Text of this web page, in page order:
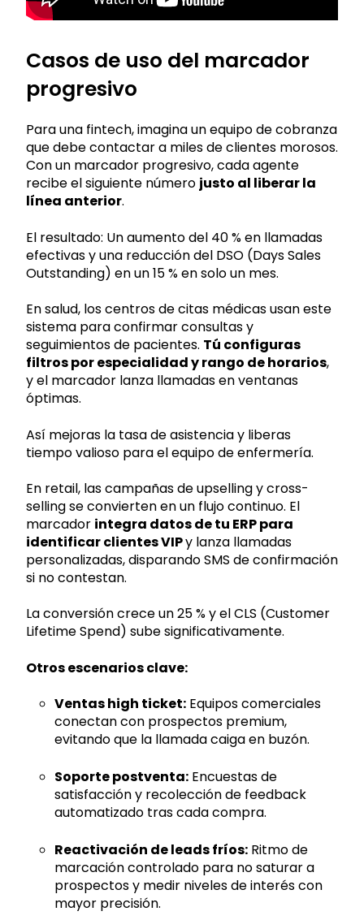
Casos de uso del marcador
progresivo
Para una fintech, imagina un equipo de cobranza
que debe contactar a miles de clientes morosos.
Con un marcador progresivo, cada agente
recibe el siguiente número justo al liberar la
línea anterior.
El resultado: Un aumento del 40 % en llamadas
efectivas y una reducción del DSO (Days Sales
Outstanding) en un 15 % en solo un mes.
En salud, los centros de citas médicas usan este
sistema para confirmar consultas y
seguimientos de pacientes. Tú configuras
filtros por especialidad y rango de horarios,
y el marcador lanza llamadas en ventanas
óptimas.
Así mejoras la tasa de asistencia y liberas
tiempo valioso para el equipo de enfermería.
En retail, las campañas de upselling y cross-
selling se convierten en un flujo continuo. El
marcador integra datos de tu ERP para
identificar clientes VIPy lanza llamadas
personalizadas, disparando SMS de confirmación
si no contestan.
La conversión crece un 25 % y el CLS (Customer
Lifetime Spend) sube significativamente.
Otros escenarios clave:
Ventas high ticket: Equipos comerciales
conectan con prospectos premium,
evitando que la llamada caiga en buzón.
Soporte postventa: Encuestas de
satisfacción y recolección de feedback
automatizado tras cada compra.
Reactivación de leads fríos: Ritmo de
marcación controlado para no saturar a
prospectos y medir niveles de interés con
mayor precisión.